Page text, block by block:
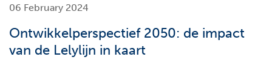
06 February 2024
Ontwikkelperspectief 2050: de impact
van de Lelylijn in kaart